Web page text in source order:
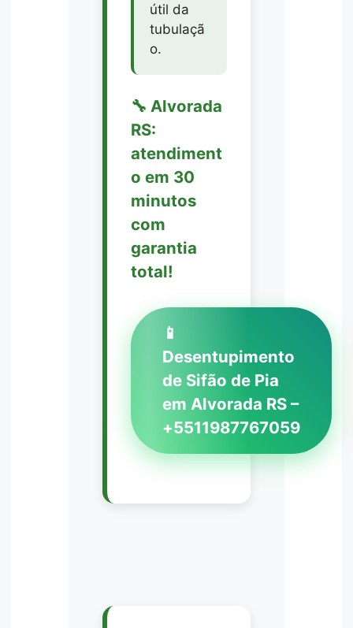
útil da
tubulaçã
o.
🔧 Alvorada
RS:
atendiment
o em 30
minutos
com
garantia
total!
📱
Desentupimento
de Sifão de Pia
em Alvorada RS –
+5511987767059